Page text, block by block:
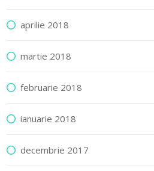
aprilie 2018
martie 2018
februarie 2018
ianuarie 2018
decembrie 2017